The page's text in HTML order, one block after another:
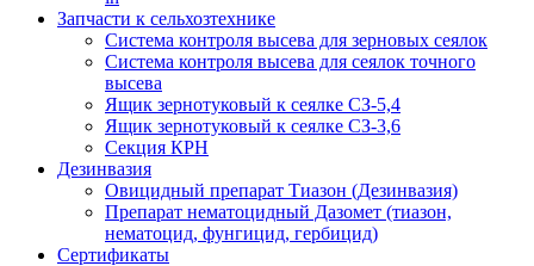
Запчасти к сельхозтехнике
Система контроля высева для зерновых сеялок
Система контроля высева для сеялок точного
высева
Ящик зернотуковый к сеялке СЗ-5,4
Ящик зернотуковый к сеялке СЗ-3,6
Секция КРН
Дезинвазия
Овицидный препарат Тиазон (Дезинвазия)
Препарат нематоцидный Дазомет (тиазон,
нематоцид, фунгицид, гербицид)
Сертификаты